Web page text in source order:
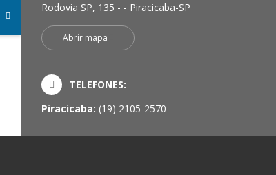
Rodovia SP, 135 - - Piracicaba-SP
Abrir mapa
TELEFONES:
Piracicaba: (19) 2105-2570